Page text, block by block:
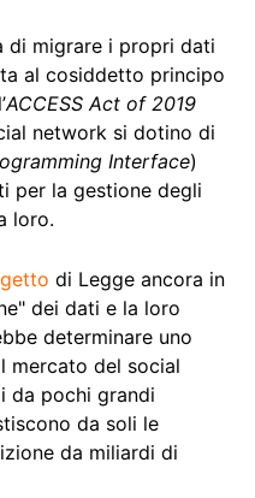
di migrare i propri dati
al cosiddetto principo
ACCESS Act of 2019
network si dotino di
Interface)
per la gestione degli
loro.
di Legge ancora in
dei dati e la loro
determinare uno
mercato del social
da pochi grandi
da soli le
da miliardi di